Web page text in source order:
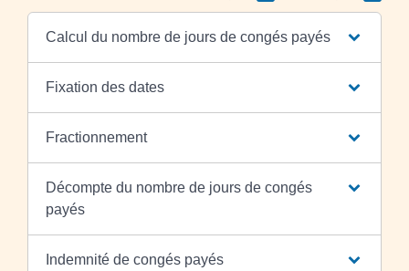
Calcul du nombre de jours de congés payés
Fixation des dates
Fractionnement
Décompte du nombre de jours de congés
payés
Indemnité de congés payés